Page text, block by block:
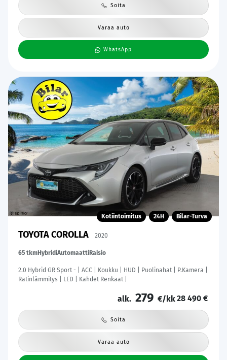
Soita
Varaa auto
WhatsApp
Kotiintoimitus 24H Bilar-Turva
TOYOTA COROLLA 2020
65 tkmHybridiAutomaattiRaisio
2.0 Hybrid GR Sport - | ACC | Koukku | HUD | Puolinahat | P.Kamera |
Ratinlämmitys | LED | Kahdet Renkaat |
alk. 279 €/kk28 490 €
Soita
Varaa auto